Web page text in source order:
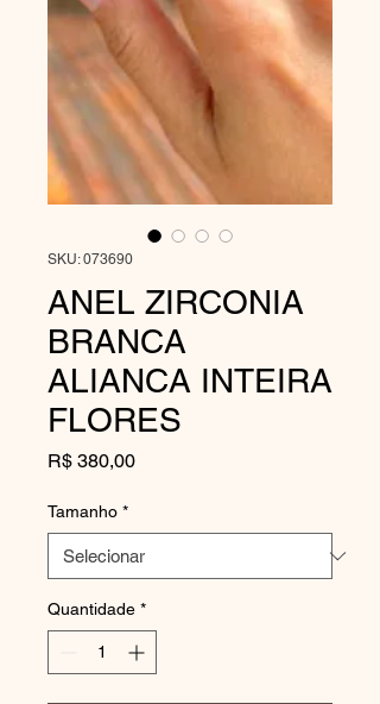
SKU: 073690
ANEL ZIRCONIA
BRANCA
ALIANCA INTEIRA
FLORES
R$ 380,00Preço
Tamanho *
Quantidade *